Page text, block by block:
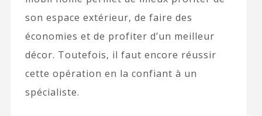
son espace extérieur, de faire des
économies et de profiter d’un meilleur
décor. Toutefois, il faut encore réussir
cette opération en la confiant à un
spécialiste.